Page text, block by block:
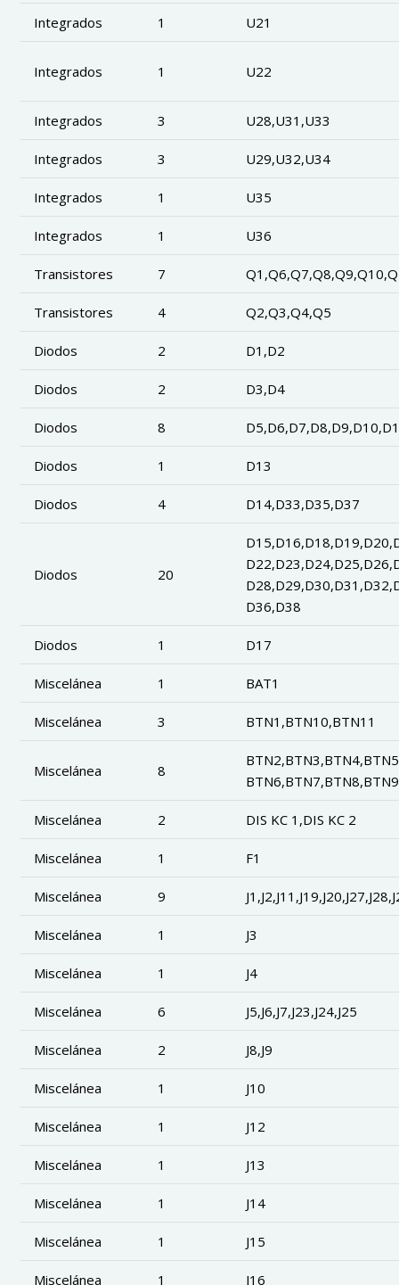
Integrados 1 U21
Integrados 1 U22
Integrados 3 U28,U31,U33
Integrados 3 U29,U32,U34
Integrados 1 U35
Integrados 1 U36
Transistores 7
Transistores 4 Q2,Q3,Q4,Q5
Diodos 2 D1,D2
Diodos 2 D3,D4
Diodos 8
Diodos 1 D13
Diodos 4 D14,D33,D35,D37
Diodos 20
D36,D38
Diodos 1 D17
Miscelánea 1 BAT1
Miscelánea 3 BTN1,BTN10,BTN11
Miscelánea 8
BTN6,BTN7,BTN8,BTN9
Miscelánea 2 DIS KC 1,DIS KC 2
Miscelánea 1 F1
Miscelánea 9
Miscelánea 1 J3
Miscelánea 1 J4
Miscelánea 6 J5,J6,J7,J23,J24,J25
Miscelánea 2 J8,J9
Miscelánea 1 J10
Miscelánea 1 J12
Miscelánea 1 J13
Miscelánea 1 J14
Miscelánea 1 J15
Miscelánea 1 J16